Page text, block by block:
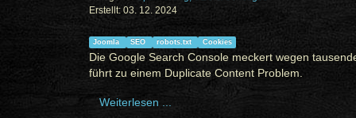
Erstellt: 03. 12. 2024
Joomla SEO robots.txt Cookies
Die Google Search Console meckert wegen
führt zu einem Duplicate Content Problem.
Weiterlesen ...